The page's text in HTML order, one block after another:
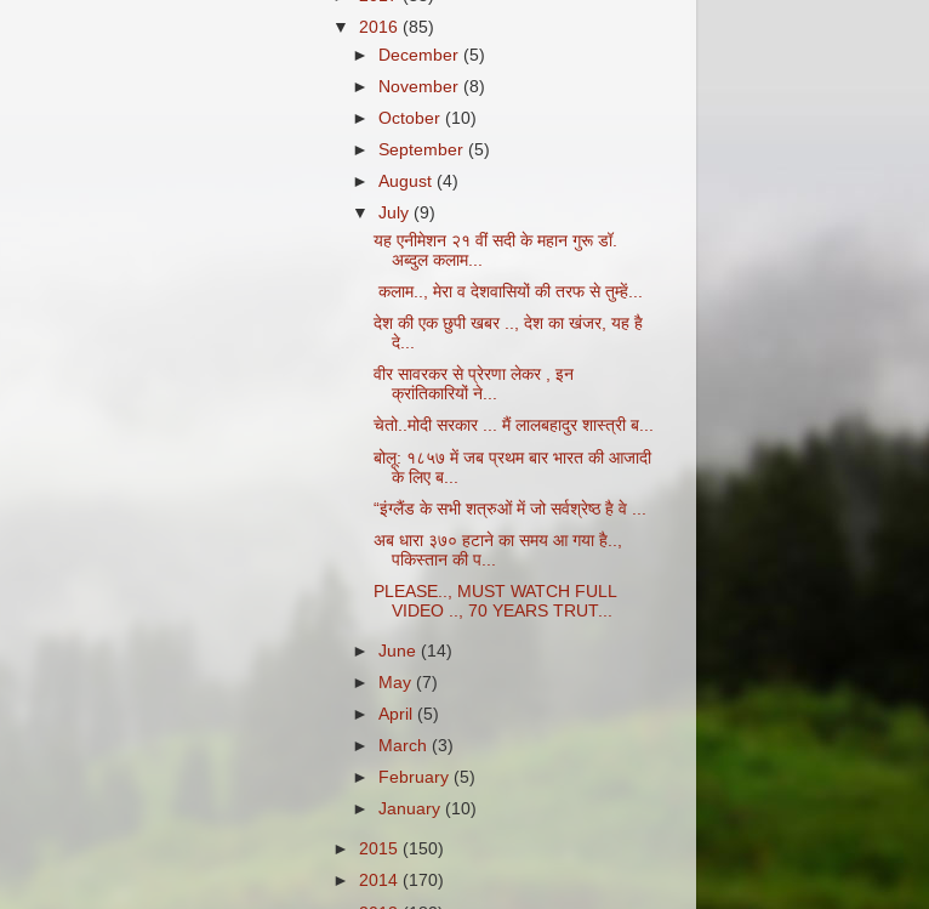
▼ 2016 (85)
► December (5)
► November (8)
►October (10)
►September (5)
►August (4)
▼July (9)
यह एनीमेशन २१ वीं सदी के महान गुरू डॉ.
अब्दुल कलाम...
कलाम.., मेरा व देशवासियों की तरफ से तुम्हें...
देश की एक छुपी खबर .., देश का खंजर, यह है
दे...
वीर सावरकर से प्रेरणा लेकर , इन
क्रांतिकारियों ने...
चेतो..मोदी सरकार ... मैं लालबहादुर शास्त्री ब...
बोलू: १८५७ में जब प्रथम बार भारत की आजादी
के लिए ब...
“इंग्लैंड के सभी शत्रुओं में जो सर्वश्रेष्ठ है वे ...
अब धारा ३७० हटाने का समय आ गया है..,
पकिस्तान की प...
PLEASE.., MUST WATCH FULL
VIDEO .., 70 YEARS TRUT...
►June (14)
►
May (7)
►April (5)
►
March (3)
►
February (5)
►January (10)
► 2015 (150)
► 2014 (170)